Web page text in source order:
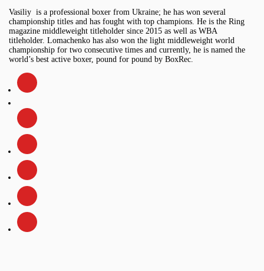
Vasiliy is a professional boxer from Ukraine; he has won several
championship titles and has fought with top champions. He is the Ring
magazine middleweight titleholder since 2015 as well as WBA
titleholder. Lomachenko has also won the light middleweight world
championship for two consecutive times and currently, he is named the
world’s best active boxer, pound for pound by BoxRec.